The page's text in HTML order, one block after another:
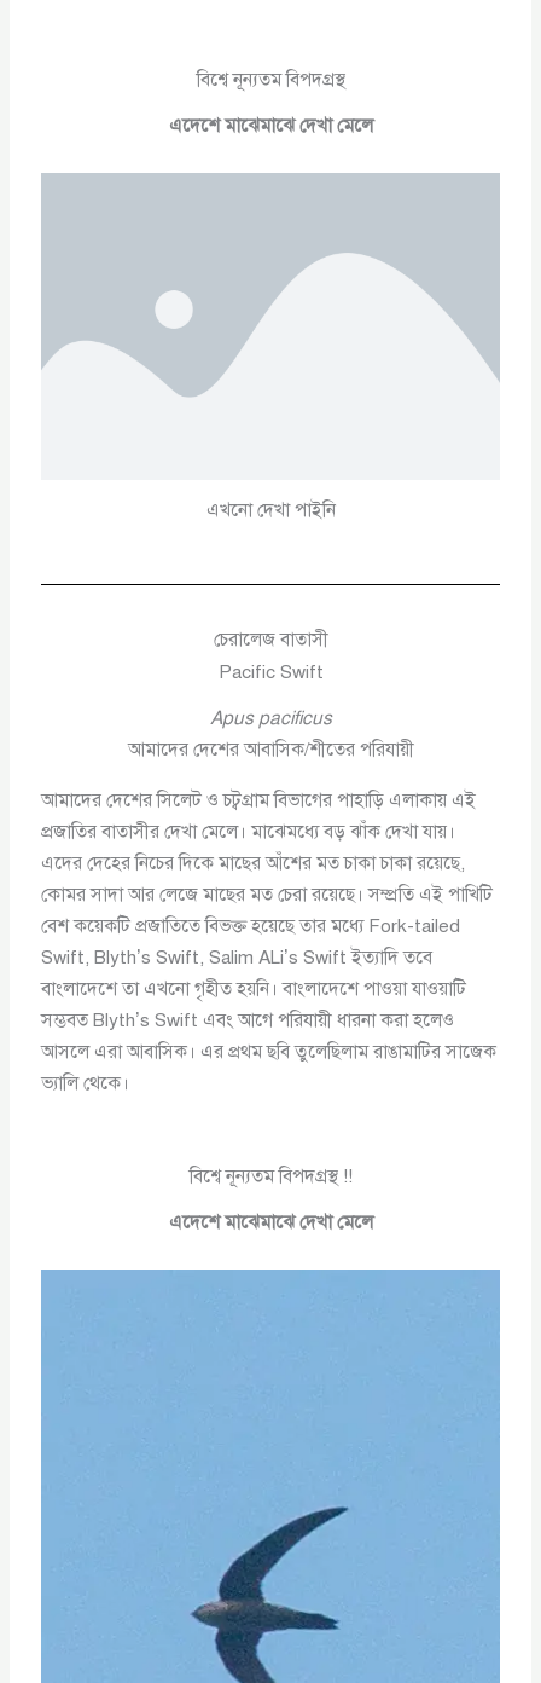
বিশ্বে নূন্যতম বিপদগ্রস্থ
এদেশে মাঝেমাঝে দেখা মেলে
এখনো দেখা পাইনি
চেরালেজ বাতাসী
Pacific Swift
Apus pacificus
আমাদের দেশের আবাসিক/শীতের পরিযায়ী
আমাদের দেশের সিলেট ও চট্বগ্রাম বিভাগের পাহাড়ি এলাকায় এই
প্রজাতির বাতাসীর দেখা মেলে। মাঝেমধ্যে বড় ঝাঁক দেখা যায়।
এদের দেহের নিচের দিকে মাছের আঁশের মত চাকা চাকা রয়েছে,
কোমর সাদা আর লেজে মাছের মত চেরা রয়েছে। সম্প্রতি এই পাখিটি
বেশ কয়েকটি প্রজাতিতে বিভক্ত হয়েছে তার মধ্যে Fork-tailed
Swift, Blyth’s Swift, Salim ALi’s Swift ইত্যাদি তবে
বাংলাদেশে তা এখনো গৃহীত হয়নি। বাংলাদেশে পাওয়া যাওয়াটি
সম্ভবত Blyth’s Swift এবং আগে পরিযায়ী ধারনা করা হলেও
আসলে এরা আবাসিক। এর প্রথম ছবি তুলেছিলাম রাঙামাটির সাজেক
ভ্যালি থেকে।
বিশ্বে নূন্যতম বিপদগ্রস্থ !!
এদেশে মাঝেমাঝে দেখা মেলে